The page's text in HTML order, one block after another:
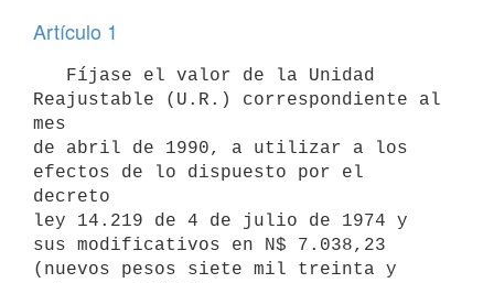
Artículo 1
Reajustable (U.R.) correspondiente al
mes
de abril de 1990, a utilizar a los
efectos de lo dispuesto por el
decreto
ley 14.219 de 4 de julio de 1974 y
sus modificativos en N$ 7.038,23
(nuevos pesos siete mil treinta y